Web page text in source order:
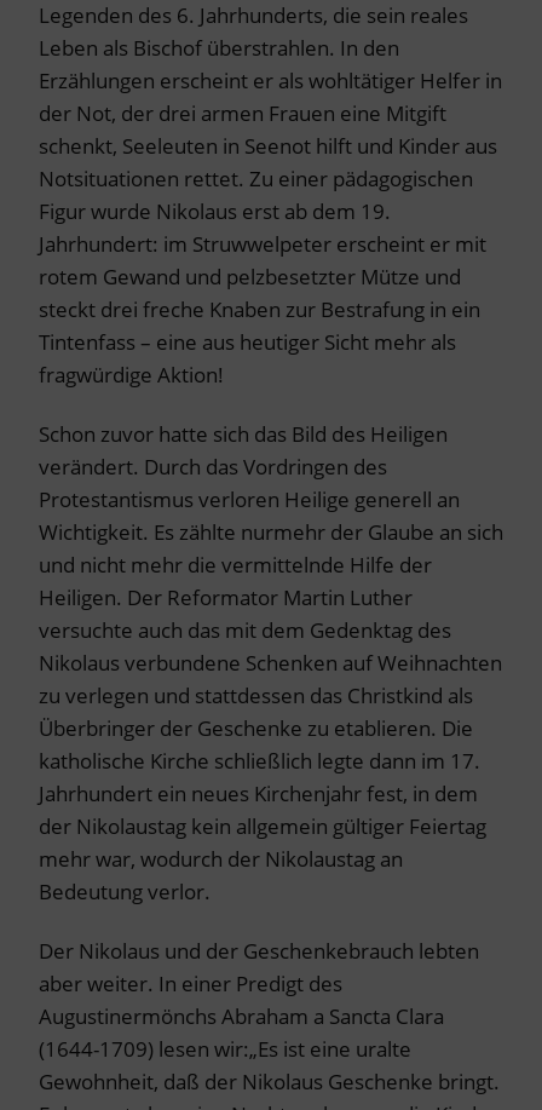
Legenden des 6. Jahrhunderts, die sein reales
Leben als Bischof überstrahlen. In den
Erzählungen erscheint er als wohltätiger Helfer in
der Not, der drei armen Frauen eine Mitgift
schenkt, Seeleuten in Seenot hilft und Kinder aus
Notsituationen rettet. Zu einer pädagogischen
Figur wurde Nikolaus erst ab dem 19.
Jahrhundert: im Struwwelpeter erscheint er mit
rotem Gewand und pelzbesetzter Mütze und
steckt drei freche Knaben zur Bestrafung in ein
Tintenfass – eine aus heutiger Sicht mehr als
fragwürdige Aktion!
Schon zuvor hatte sich das Bild des Heiligen
verändert. Durch das Vordringen des
Protestantismus verloren Heilige generell an
Wichtigkeit. Es zählte nurmehr der Glaube an sich
und nicht mehr die vermittelnde Hilfe der
Heiligen. Der Reformator Martin Luther
versuchte auch das mit dem Gedenktag des
Nikolaus verbundene Schenken auf Weihnachten
zu verlegen und stattdessen das Christkind als
Überbringer der Geschenke zu etablieren. Die
katholische Kirche schließlich legte dann im 17.
Jahrhundert ein neues Kirchenjahr fest, in dem
der Nikolaustag kein allgemein gültiger Feiertag
mehr war, wodurch der Nikolaustag an
Bedeutung verlor.
Der Nikolaus und der Geschenkebrauch lebten
aber weiter. In einer Predigt des
Augustinermönchs Abraham a Sancta Clara
(1644-1709) lesen wir:„Es ist eine uralte
Gewohnheit, daß der Nikolaus Geschenke bringt.